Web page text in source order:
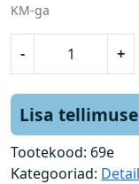
KM-ga
-
p
i
k
+
Lisa
Tootekood: 69e
Kategooriad: